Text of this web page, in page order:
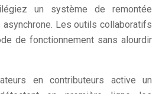
un système de remontée
asynchrone. Les outils collaboratifs
de fonctionnement sans alourdir
en contributeurs active un